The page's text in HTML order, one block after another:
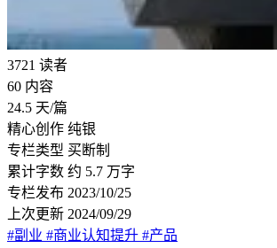
3721 读者
60 内容
24.5 天/篇
精心创作 纯银
专栏类型 买断制
累计字数 约 5.7 万字
专栏发布 2023/10/25
上次更新 2024/09/29
#副业 #商业认知提升 #产品